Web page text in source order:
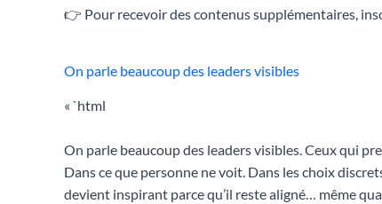
👉 Pour recevoir des contenus supplémentaires,
On parle beaucoup des leaders visibles
« `html
On parle beaucoup des leaders visibles. Ceux qui
Dans ce que personne ne voit. Dans les choix
devient inspirant parce qu’il reste aligné… même